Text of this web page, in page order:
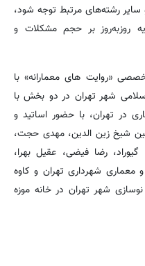
رشته‌های مرتبط توجه شود،
روزبه‌روز بر حجم مشکلات و
«روایت های معمارانه» با
شهر تهران در دو بخش با
در تهران، با حضور اساتید و
شیخ زین الدین، مهدی حجت،
رضا فیضی، عقیل بهرا،
معماری شهرداری تهران و کاوه
شهر تهران در خانه موزه